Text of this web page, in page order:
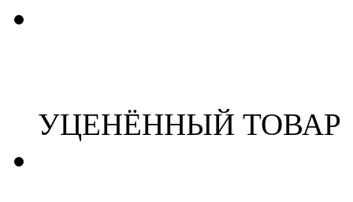
УЦЕНЁННЫЙ ТОВАР